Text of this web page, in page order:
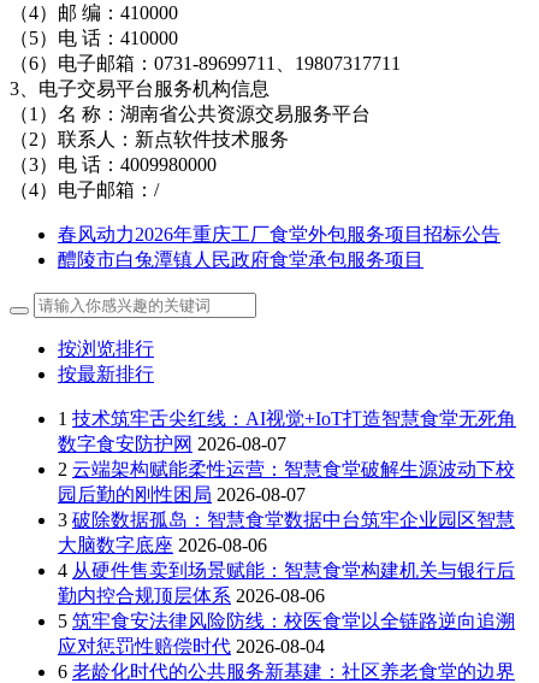
（4）邮 编：410000
（5）电 话：410000
（6）电子邮箱：0731-89699711、19807317711
3、电子交易平台服务机构信息
（1）名 称：湖南省公共资源交易服务平台
（2）联系人：新点软件技术服务
（3）电 话：4009980000
（4）电子邮箱：/
春风动力2026年重庆工厂食堂外包服务项目招标公告
醴陵市白兔潭镇人民政府食堂承包服务项目
按浏览排行
按最新排行
1 技术筑牢舌尖红线：AI视觉+IoT打造智慧食堂无死角
数字食安防护网 2026-08-07
2 云端架构赋能柔性运营：智慧食堂破解生源波动下校
园后勤的刚性困局 2026-08-07
3 破除数据孤岛：智慧食堂数据中台筑牢企业园区智慧
大脑数字底座 2026-08-06
4 从硬件售卖到场景赋能：智慧食堂构建机关与银行后
勤内控合规顶层体系 2026-08-06
5 筑牢食安法律风险防线：校医食堂以全链路逆向追溯
应对惩罚性赔偿时代 2026-08-04
6 老龄化时代的公共服务新基建：社区养老食堂的边界